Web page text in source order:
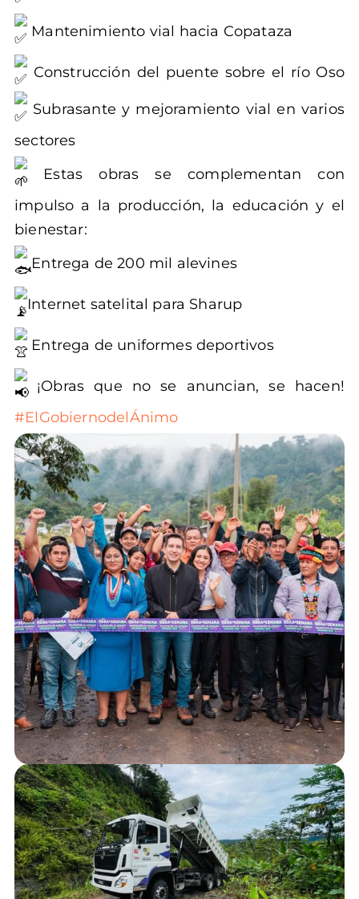
Mantenimiento vial hacia Copataza
Construcción del puente sobre el río Oso
Subrasante y mejoramiento vial en varios
sectores
Estas obras se complementan con
impulso a la producción, la educación y el
bienestar:
Entrega de 200 mil alevines
Internet satelital para Sharup
Entrega de uniformes deportivos
¡Obras que no se anuncian, se hacen!
#ElGobiernodelÁnimo